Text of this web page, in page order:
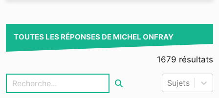
TOUTES LES RÉPONSES DE MICHEL ONFRAY
1679 résultats
Sujets